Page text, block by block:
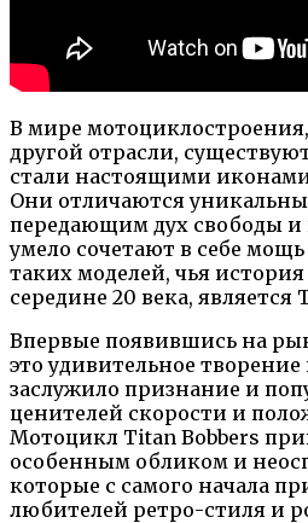
В мире
другой отрасли,
стали настоящими
Они отличаются
передающим дух свободы
умело сочетают в себе
таких моделей, чья история
середине 20 века, является
Впервые появившись на
это удивительное
заслужило признание и
ценителей скорости и
Мотоцикл Titan Bobbers
особенным обликом и
которые с самого начала
любителей ретро-стиля и